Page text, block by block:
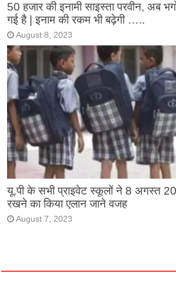
50 हजार की इनामी साइस्ता परवीन, अब
गई है | इनाम की रकम भी बढ़ेगी …..
August 8, 2023
यू.पी के सभी प्राइवेट स्कूलों ने 8 अगस्त
रखने का किया एलान जाने वजह
August 7, 2023